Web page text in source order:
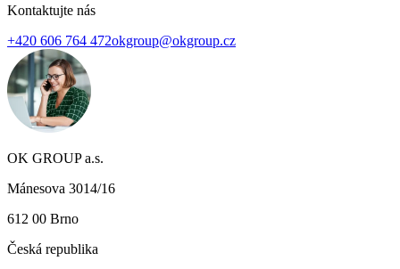
Kontaktujte nás
+420 606 764 472okgroup@okgroup.cz
OK GROUP a.s.
Mánesova 3014/16
612 00 Brno
Česká republika